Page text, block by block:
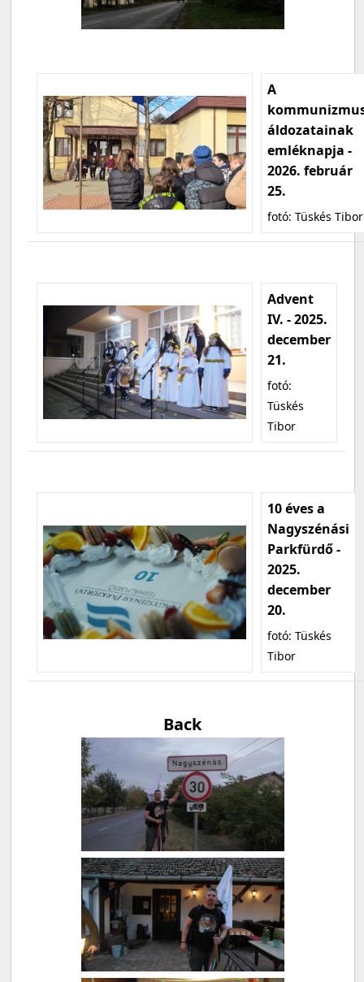
A
áldozatainak
emléknapja -
2026. február
25.
fotó: Tüskés Tibor
Advent
IV. - 2025.
december
21.
fotó:
Tüskés
Tibor
10 éves a
Nagyszénási
Parkfürdő -
2025.
december
20.
fotó: Tüskés
Tibor
Back